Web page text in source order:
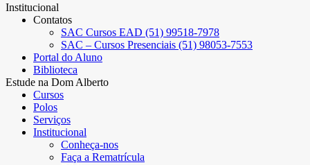
Institucional
Contatos
SAC Cursos EAD (51) 99518-7978
SAC – Cursos Presenciais (51) 98053-7553
Portal do Aluno
Biblioteca
Estude na Dom Alberto
Cursos
Polos
Serviços
Institucional
Conheça-nos
Faça a Rematrícula